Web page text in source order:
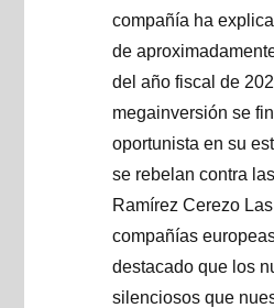
compañía ha
de
del año fiscal de
megainversión se
oportunista en su
se rebelan contra
Ramírez Cerezo
compañías
destacado que los
silenciosos que